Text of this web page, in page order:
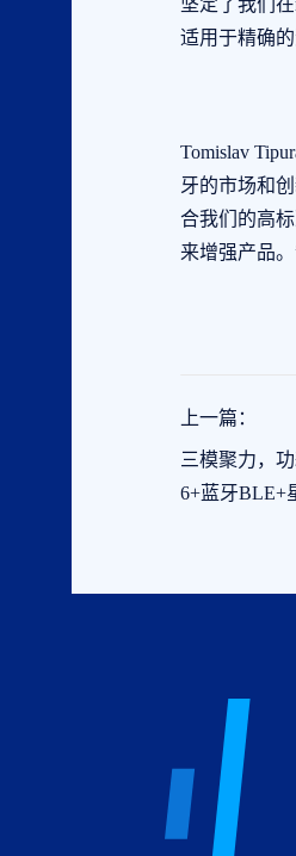
坚定了我们
适用于精确
Tomislav
牙的市场和
合我们的高
来增强产品。
上一篇：
三模聚力，
6+蓝牙BLE+